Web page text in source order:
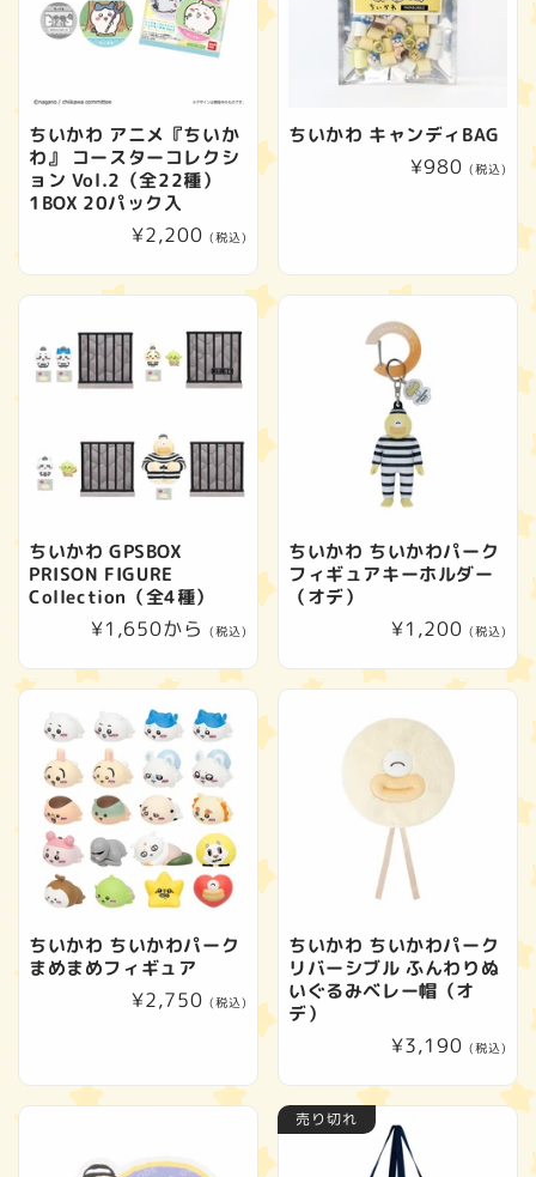
ちいかわ アニメ『ちいか
わ』 コースターコレクシ
ョン Vol.2（全22種）
1BOX 20パック入
通
価
¥2,200 (税込)
ちいかわ キャンディBAG
通
¥980 (税込)
ちいかわ GPSBOX
PRISON FIGURE
Collection（全4種）
通
価
格
¥1,650から (税込)
ちいかわ ちいかわパーク
フィギュアキーホルダー
（オデ）
通
価
格
¥1,200 (税込)
ちいかわ ちいかわパーク
まめまめフィギュア
通
¥2,750 (税込)
ちいかわ ちいかわパーク
リバーシブル ふんわりぬ
いぐるみベレー帽（オ
デ）
通
価
格
¥3,190 (税込)
売り切れ